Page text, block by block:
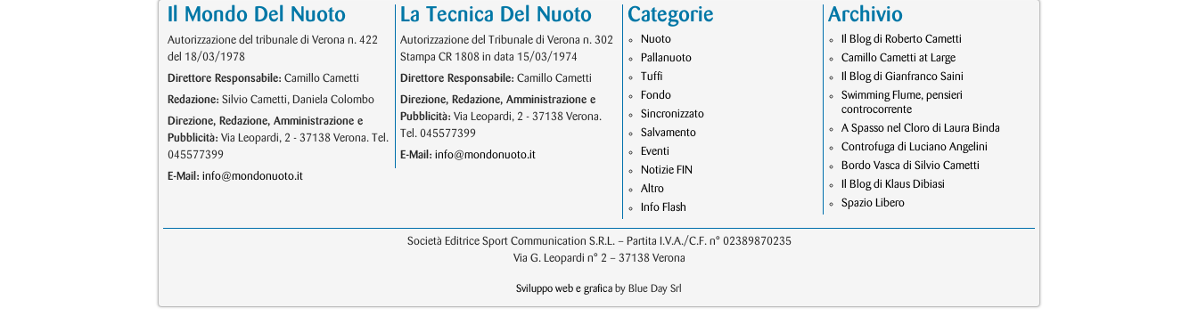
Il Mondo Del Nuoto
Autorizzazione del tribunale di Verona n. 422
del 18/03/1978
Direttore Responsabile: Camillo Cametti
Redazione: Silvio Cametti, Daniela Colombo
Direzione, Redazione, Amministrazione e
Pubblicità: Via Leopardi, 2 - 37138 Verona. Tel.
045577399
E-Mail: info@mondonuoto.it
La Tecnica Del Nuoto
Autorizzazione del Tribunale di Verona n. 302
Stampa CR 1808 in data 15/03/1974
Direttore Responsabile: Camillo Cametti
Direzione, Redazione, Amministrazione e
Pubblicità: Via Leopardi, 2 - 37138 Verona.
Tel. 045577399
E-Mail: info@mondonuoto.it
Categorie
Nuoto
Pallanuoto
Tuffi
Fondo
Sincronizzato
Salvamento
Eventi
Notizie FIN
Altro
Info Flash
Archivio
Il Blog di Roberto Cametti
Camillo Cametti at Large
Il Blog di Gianfranco Saini
Swimming Flume, pensieri
controcorrente
A Spasso nel Cloro di Laura Binda
Controfuga di Luciano Angelini
Bordo Vasca di Silvio Cametti
Il Blog di Klaus Dibiasi
Spazio Libero
Società Editrice Sport Communication S.R.L. – Partita I.V.A./C.F. n° 02389870235
Via G. Leopardi n° 2 – 37138 Verona
Sviluppo web e grafica by Blue Day Srl